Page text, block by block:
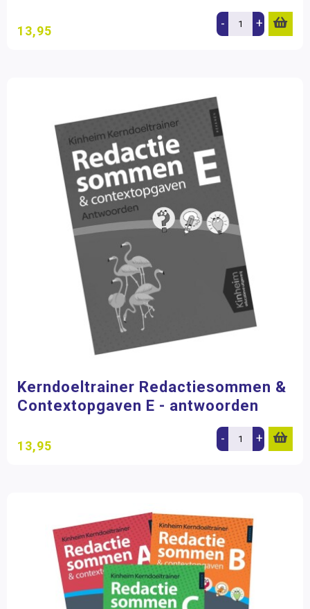
13,95 - +
Kerndoeltrainer Redactiesommen &
Contextopgaven E - antwoorden
13,95 - +